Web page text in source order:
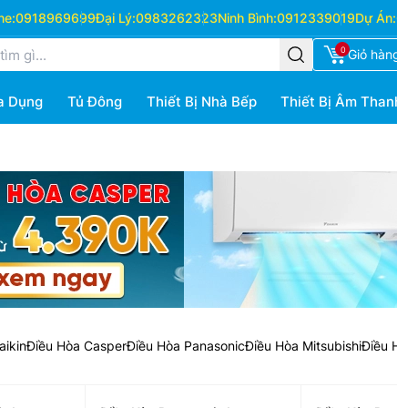
0918969699Đại Lý:0983262323Ninh Bình:0912339019Dự Án:
0 Giỏ
Dụng Tủ Đông Thiết Bị Nhà Bếp Thiết Bị Âm
Điều Hòa CasperĐiều Hòa PanasonicĐiều Hòa MitsubishiĐiều